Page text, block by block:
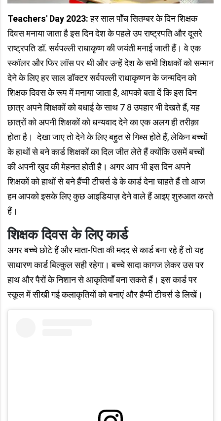
Teachers' Day 2023:हर साल पाँच सितम्बर के दिन शिक्षक
दिवस मनाया जाता है इस दिन देश के पहले उप राष्ट्रपति और दूसरे
राष्ट्रपति डॉ. सर्वपल्ली राधाकृष्ण की जयंती मनाई जाती हैं। वे एक
स्कॉलर और फिर लॉस पर थी और उन्हें देश के सभी शिक्षकों को सम्मान
देने के लिए हर साल डॉक्टर सर्वपल्ली राधाकृष्णन के जन्मदिन को
शिक्षक दिवस के रूप में मनाया जाता है, आपको बता दें कि इस दिन
छात्र अपने शिक्षकों को बधाई के साथ 7 8 उपहार भी देखते हैं, यह
छात्रों को अपनी शिक्षकों को धन्यवाद देने का एक अलग ही तरीक़ा
होता है। देखा जाए तो देने के लिए बहुत से गिब्स होते हैं, लेकिन बच्चों
के हाथों से बने कार्ड शिक्षकों का दिल जीत लेते हैं क्योंकि उसमें बच्चों
की अपनी ख़ुद की मेहनत होती है। अगर आप भी इस दिन अपने
शिक्षकों को हाथों से बने हैंप्पी टीचर्स डे के कार्ड देना चाहते हैं तो आज
हम आपको इसके लिए कुछ आइडियाज़ देने वाले हैं आइए शुरुआत करते
हैं।
शिक्षक दिवस के लिए कार्ड
अगर बच्चे छोटे हैं और माता-पिता की मदद से कार्ड बना रहे हैं तो यह
साधारण कार्ड बिल्कुल सही रहेगा। बच्चे सादा कागज लेकर उस पर
हाथ और पैरों के निशान से आकृतियाँ बना सकते हैं। इस कार्ड पर
स्कूल में सीखी गई कलाकृतियों को बनाएं और हैप्पी टीचर्स डे लिखें।